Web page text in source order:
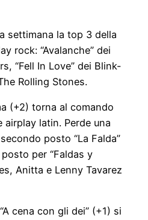
settimana la top 3 della
rock: “Avalanche” dei
“Fell In Love” dei Blink-
Rolling Stones.
(+2) torna al comando
airplay latin. Perde una
posto “La Falda”
per “Faldas y
Anitta e Lenny Tavarez
cena con gli dei” (+1) si